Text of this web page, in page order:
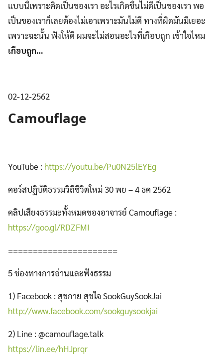
แบบนี้เพราะคิดเป็นของเรา อะไรเกิดขึ้นไม่ดีเป็นของเรา พอ
เป็นของเราก็เลยต้องไม่เอาเพราะมันไม่ดี ทางที่ผิดมันมีเยอะ
เพราะฉะนั้น ฟังให้ดี ผมจะไม่สอนอะไรที่เกือบถูก เข้าใจไหม
เกือบถูก…
02-12-2562
Camouflage
YouTube : https://youtu.be/Pu0N25lEYEg
คอร์สปฏิบัติธรรมวิถีชีวิตใหม่ 30 พย – 4 ธค 2562
คลิปเสียงธรรมะทั้งหมดของอาจารย์ Camouflage :
https://goo.gl/RDZFMI
======================
5 ช่องทางการอ่านและฟังธรรม
1) Facebook : สุขกาย สุขใจ SookGuySookJai
http://www.facebook.com/sookguysookjai
2) Line : @camouflage.talk
https://lin.ee/hHJprqr